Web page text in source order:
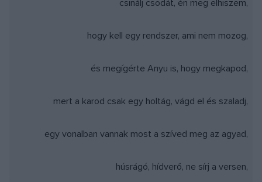
csinálj csodát, én meg elhiszem,
hogy kell egy rendszer, ami nem mozog,
és megígérte Anyu is, hogy megkapod,
mert a karod csak egy holtág, vágd el és szaladj,
egy vonalban vannak most a szíved meg az agyad,
húsrágó, hídverő, ne sírj a versen,